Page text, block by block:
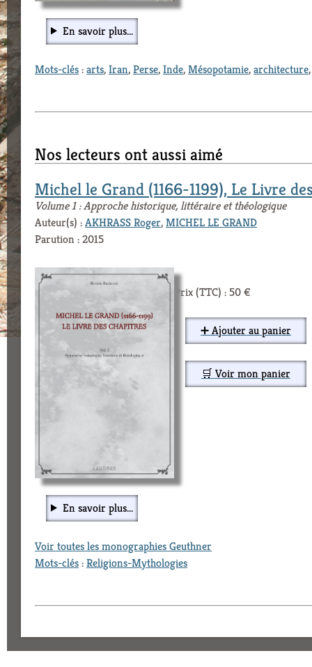
En savoir plus...
Mots-clés:arts,Iran,Perse,Inde,Mésopotamie,architecture
Nos lecteurs ont aussi aimé
Michel le Grand (1166-1199), Le Livre
Volume 1 : Approche historique, littéraire et théologique
Auteur(s) :AKHRASS Roger,MICHEL LE GRAND
Parution : 2015
Prix (TTC) : 50 €
➕ Ajouter au panier
🛒 Voir mon panier
En savoir plus...
Voir toutes les monographies Geuthner
Mots-clés:Religions-Mythologies